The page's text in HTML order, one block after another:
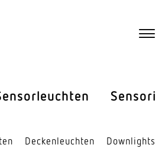
Sensorik
Decken­leuchten Down­lights